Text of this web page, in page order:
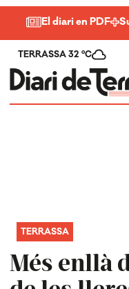
El diari en PDF
TERRASSA 32 ºC
Més enllà
TERRASSA